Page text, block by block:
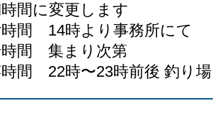
間に変更します
時間 14時より事務所にて
時間 集まり次第
間 22時〜23時前後 釣り